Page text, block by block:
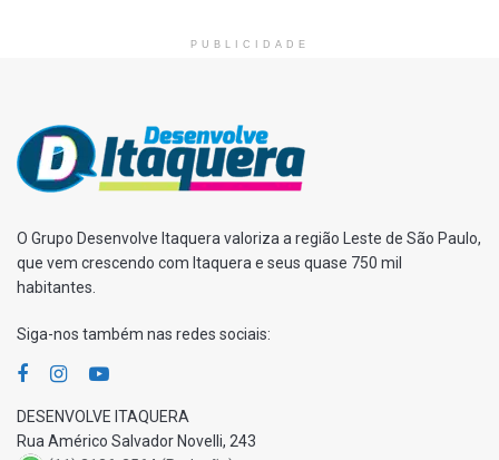
PUBLICIDADE
O Grupo Desenvolve Itaquera valoriza a região Leste de São Paulo,
que vem crescendo com Itaquera e seus quase 750 mil
habitantes.
Siga-nos também nas redes sociais:
DESENVOLVE ITAQUERA
Rua Américo Salvador Novelli, 243